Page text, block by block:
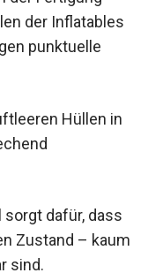
der Inflatables
punktuelle
Hüllen in
sorgt dafür, dass
Zustand – kaum
sind.